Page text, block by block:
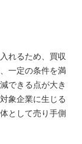
れるため、買収
一定の条件を満
できる点が大き
象企業に生じる
として売り手側